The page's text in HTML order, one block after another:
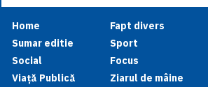
Home
Sumar editie
Social
Viață Publică
Fapt divers
Sport
Focus
Ziarul de mâine